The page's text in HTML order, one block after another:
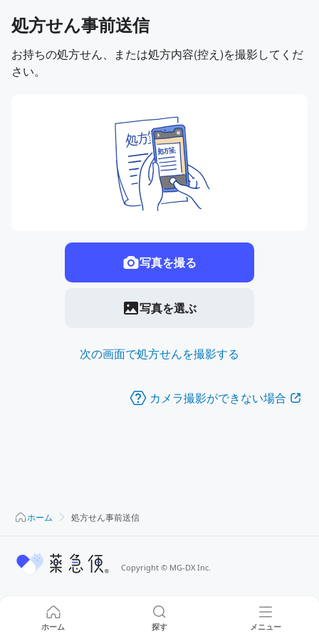
処方せん事前送信
お持ちの処方せん、または処方内容(控え)を撮影してくだ
さい。
写真を撮る
写真を選ぶ
次の画面で処方せんを撮影する
カメラ撮影ができない場合
ホーム 処方せん事前送信
Copyright © MG-DX Inc.
ホーム 探す メニュー